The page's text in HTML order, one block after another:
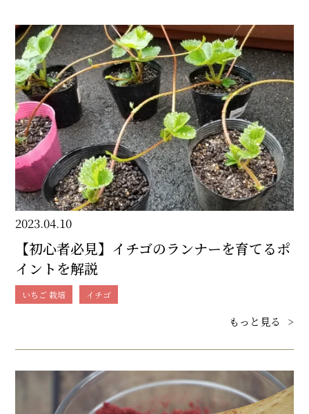
2023.04.10
【初心者必見】イチゴのランナーを育てるポ
イントを解説
いちご 栽培 イチゴ
もっと見る >